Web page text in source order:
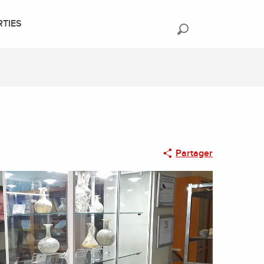
Partager